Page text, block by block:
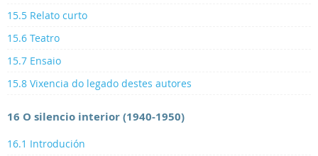
15.5 Relato curto
15.6 Teatro
15.7 Ensaio
15.8 Vixencia do legado destes autores
16 O silencio interior (1940-1950)
16.1 Introdución